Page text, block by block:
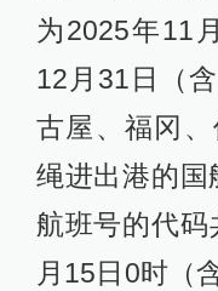
为2025年11
12月31日（
古屋、福冈
绳进出港的国
航班号的代
月15日0时（